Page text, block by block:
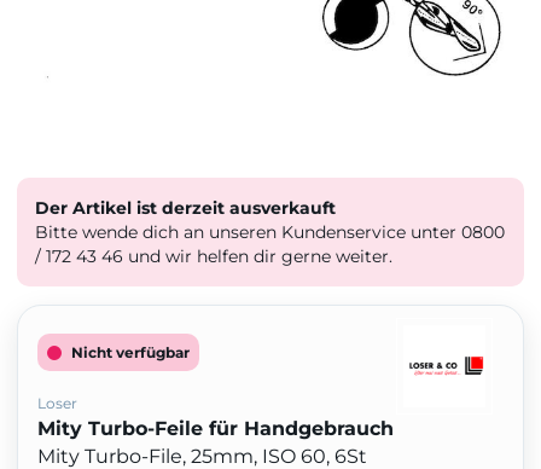
Der Artikel ist derzeit ausverkauft
Bitte wende dich an unseren Kundenservice unter 0800
/ 172 43 46 und wir helfen dir gerne weiter.
Nicht verfügbar
Loser
Mity Turbo-Feile für Handgebrauch
Mity Turbo-File, 25mm, ISO 60, 6St